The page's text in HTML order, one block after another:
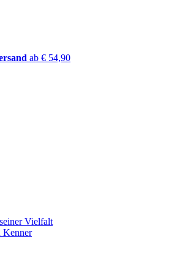
ab € 54,90
Vielfalt
Kenner